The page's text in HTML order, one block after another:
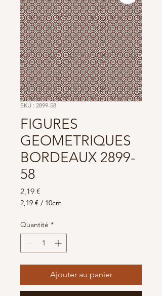
SKU : 2899-58
FIGURES
GEOMETRIQUES
BORDEAUX 2899-
58
2,19 €
2,19 € / 10cm
pour
10
Centimètres
Quantité *
Ajouter au panier